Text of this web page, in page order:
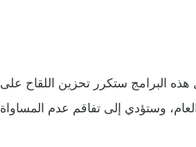
البرامج ستكرر تحزين اللقاح على